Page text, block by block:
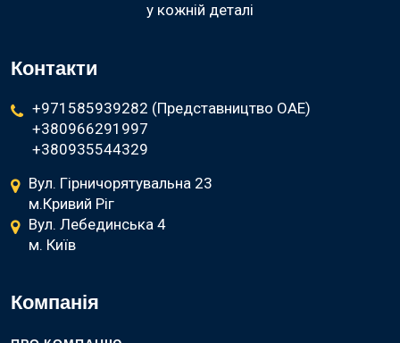
у кожній деталі
Контакти
+971585939282 (Представництво ОАЕ)
+380966291997
+380935544329
Вул. Гірничорятувальна 23
м.Кривий Ріг
Вул. Лебединська 4
м. Київ
Компанія